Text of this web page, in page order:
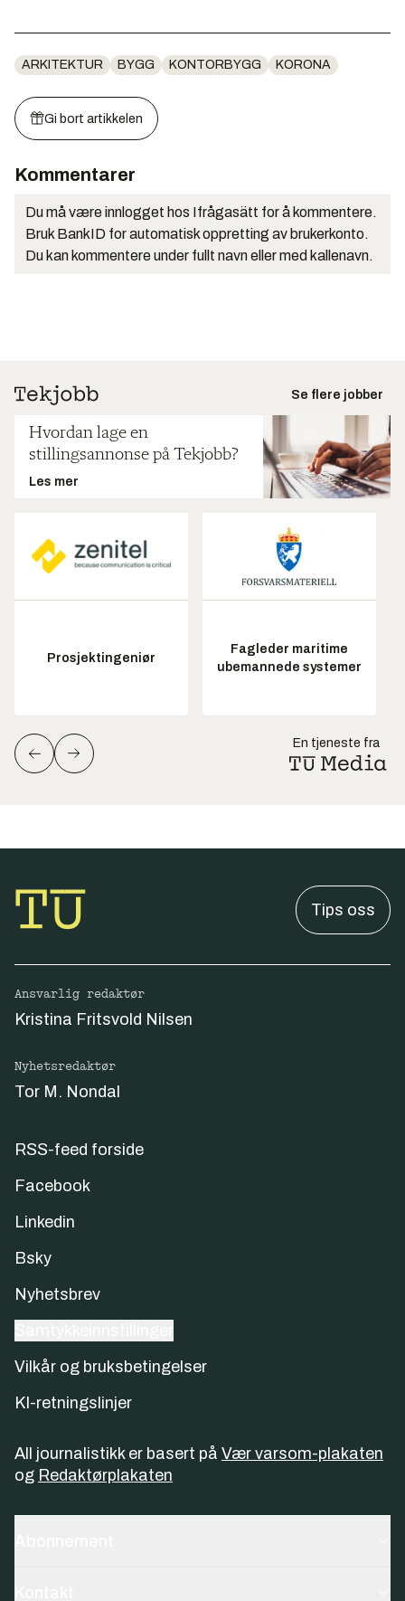
ARKITEKTUR BYGG KONTORBYGG KORONA
Gi bort artikkelen
Kommentarer
Du må være innlogget hos Ifrågasätt for å kommentere.
Bruk BankID for automatisk oppretting av brukerkonto.
Du kan kommentere under fullt navn eller med kallenavn.
Se flere jobber
Hvordan lage en
stillingsannonse på Tekjobb?
Les mer
Prosjektingeniør
Fagleder maritime
ubemannede systemer
En tjeneste fra
Tips oss
Ansvarlig redaktør
Kristina Fritsvold Nilsen
Nyhetsredaktør
Tor M. Nondal
RSS-feed forside
Facebook
Linkedin
Bsky
Nyhetsbrev
Vilkår og bruksbetingelser
KI-retningslinjer
All journalistikk er basert på Vær varsom-plakaten
og Redaktørplakaten